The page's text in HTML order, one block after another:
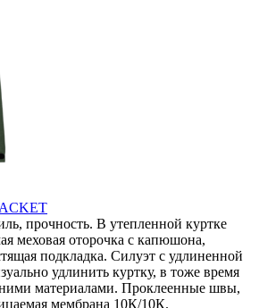
прочность. В утепленной куртке
меховая оторочка с капюшона,
подкладка. Силуэт с удлиненной
удлинить куртку, в тоже время
материалами. Проклеенные швы,
мембрана 10К/10К.